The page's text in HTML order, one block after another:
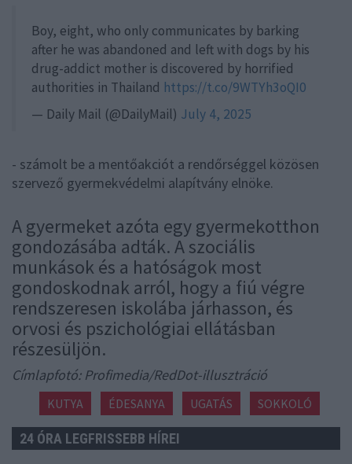
Boy, eight, who only communicates by barking
after he was abandoned and left with dogs by his
drug-addict mother is discovered by horrified
authorities in Thailand https://t.co/9WTYh3oQI0
— Daily Mail (@DailyMail) July 4, 2025
- számolt be a mentőakciót a rendőrséggel közösen
szervező gyermekvédelmi alapítvány elnöke.
A gyermeket azóta egy gyermekotthon
gondozásába adták. A szociális
munkások és a hatóságok most
gondoskodnak arról, hogy a fiú végre
rendszeresen iskolába járhasson, és
orvosi és pszichológiai ellátásban
részesüljön.
Címlapfotó: Profimedia/RedDot-illusztráció
KUTYA ÉDESANYA UGATÁS SOKKOLÓ
24 ÓRA LEGFRISSEBB HÍREI